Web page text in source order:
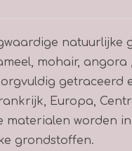
natuurlijke
mohair,
getraceerd
Europa,
materialen worden
grondstoffen.